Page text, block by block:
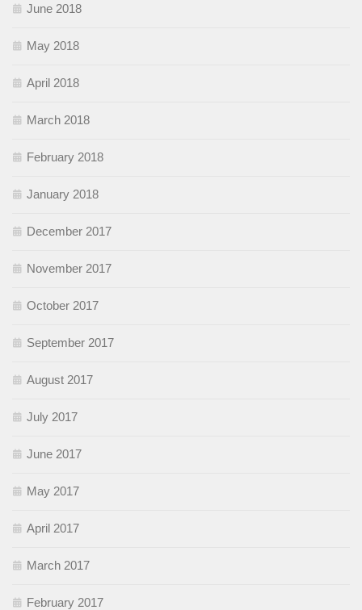
June 2018
May 2018
April 2018
March 2018
February 2018
January 2018
December 2017
November 2017
October 2017
September 2017
August 2017
July 2017
June 2017
May 2017
April 2017
March 2017
February 2017